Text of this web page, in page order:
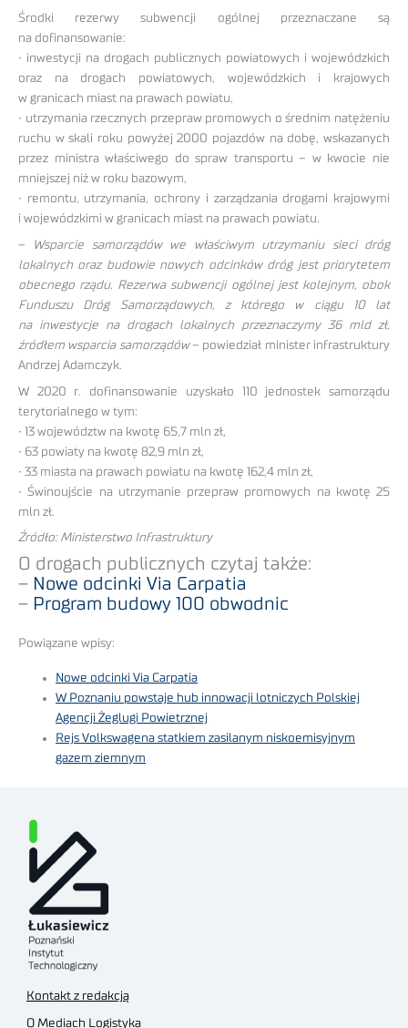
Środki rezerwy subwencji ogólnej przeznaczane są
na dofinansowanie:
• inwestycji na drogach publicznych powiatowych i wojewódzkich
oraz na drogach powiatowych, wojewódzkich i krajowych
w granicach miast na prawach powiatu,
• utrzymania rzecznych przepraw promowych o średnim natężeniu
ruchu w skali roku powyżej 2000 pojazdów na dobę, wskazanych
przez ministra właściwego do spraw transportu – w kwocie nie
mniejszej niż w roku bazowym,
• remontu, utrzymania, ochrony i zarządzania drogami krajowymi
i wojewódzkimi w granicach miast na prawach powiatu.
–
Wsparcie samorządów we właściwym utrzymaniu sieci dróg
lokalnych oraz budowie nowych odcinków dróg jest priorytetem
obecnego rządu. Rezerwa subwencji ogólnej jest kolejnym, obok
Funduszu Dróg Samorządowych, z którego w ciągu 10 lat
na inwestycje na drogach lokalnych przeznaczymy 36 mld zł,
źródłem wsparcia samorządów– powiedział minister infrastruktury
Andrzej Adamczyk.
W 2020 r. dofinansowanie uzyskało 110 jednostek samorządu
terytorialnego w tym:
• 13 województw na kwotę 65,7 mln zł,
• 63 powiaty na kwotę 82,9 mln zł,
• 33 miasta na prawach powiatu na kwotę 162,4 mln zł,
• Świnoujście na utrzymanie przepraw promowych na kwotę 25
mln zł.
Źródło: Ministerstwo Infrastruktury
O drogach publicznych czytaj także:
– Nowe odcinki Via Carpatia
– Program budowy 100 obwodnic
Powiązane wpisy:
Nowe odcinki Via Carpatia
W Poznaniu powstaje hub innowacji lotniczych Polskiej
Agencji Żeglugi Powietrznej
Rejs Volkswagena statkiem zasilanym niskoemisyjnym
gazem ziemnym
Kontakt z redakcją
O Mediach Logistyka